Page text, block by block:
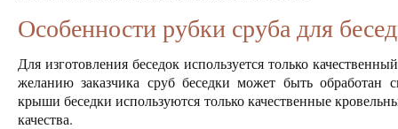
Особенности рубки сруба для
Для изготовления беседок используется только
желанию заказчика сруб беседки может быть обработан
крыши беседки используются только качественные
качества.